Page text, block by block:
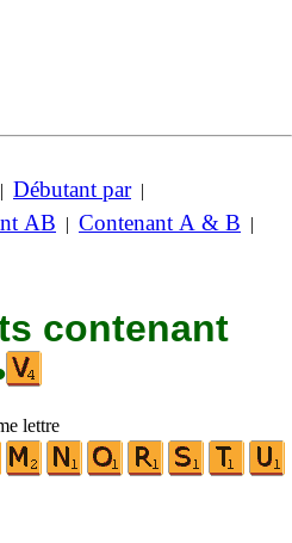
| Débutant par|
AB | Contenant A & B |
contenant
lettre